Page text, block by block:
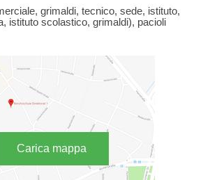
grimaldi, tecnico, sede, istituto,
istituto scolastico, grimaldi), pacioli
Carica mappa